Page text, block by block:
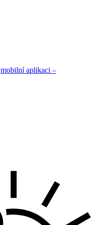
mobilní aplikaci –